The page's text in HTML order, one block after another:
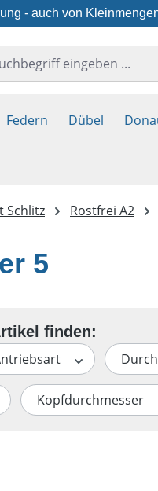
- auch von
Federn Dübel
Schlitz Rostfrei A2
5
Kopfdurchmesser